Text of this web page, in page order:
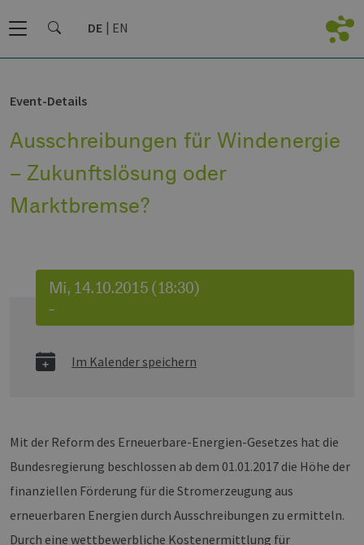
DE EN
Event-Details
Ausschreibungen für Windenergie
– Zukunftslösung oder
Marktbremse?
Mi, 14.10.2015 (18:30)
–
Im Kalender speichern
Mit der Reform des Erneuerbare-Energien-Gesetzes hat die
Bundesregierung beschlossen ab dem 01.01.2017 die Höhe der
finanziellen Förderung für die Stromerzeugung aus
erneuerbaren Energien durch Ausschreibungen zu ermitteln.
Durch eine wettbewerbliche Kostenermittlung für